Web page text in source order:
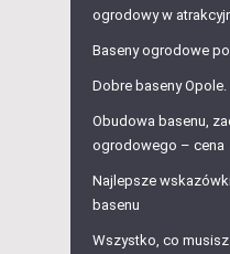
ogrodowy w
Baseny ogrodowe
Dobre baseny Opole.
Obudowa basenu,
ogrodowego – cena
Najlepsze
basenu
Wszystko, co